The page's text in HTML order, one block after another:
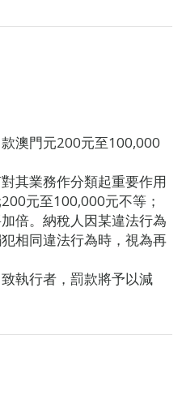
澳門元200元至100,000
其業務作分類起重要作用
元至100,000元不等；
倍。納稅人因某違法行為
相同違法行為時，視為再
執行者，罰款將予以減